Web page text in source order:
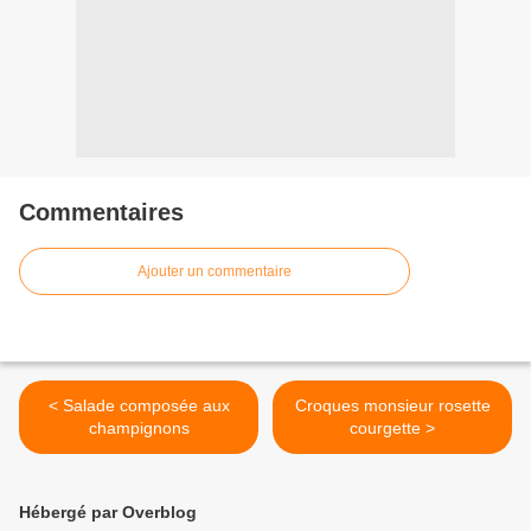
Commentaires
Ajouter un commentaire
< Salade composée aux
champignons
Croques monsieur rosette
courgette >
Hébergé par Overblog